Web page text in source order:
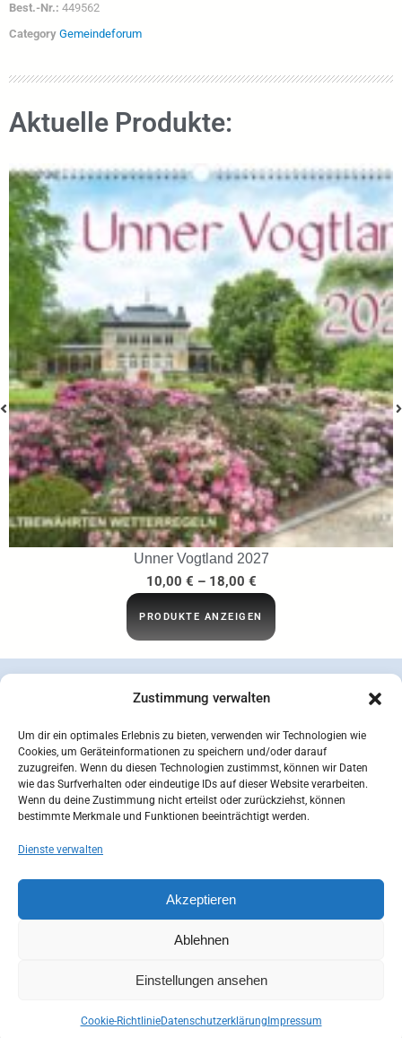
Zustimmung verwalten
Um dir ein optimales Erlebnis zu bieten, verwenden wir Technologien wie
Cookies, um Geräteinformationen zu speichern und/oder darauf
zuzugreifen. Wenn du diesen Technologien zustimmst, können wir Daten
wie das Surfverhalten oder eindeutige IDs auf dieser Website verarbeiten.
Wenn du deine Zustimmung nicht erteilst oder zurückziehst, können
bestimmte Merkmale und Funktionen beeinträchtigt werden.
Dienste verwalten
Akzeptieren
Ablehnen
Einstellungen ansehen
Cookie-RichtlinieDatenschutzerklärung Impressum
Best.-Nr.: 449562
Category Gemeindeforum
Aktuelle Produkte:
Unner Vogtland 2027
10,00 € – 18,00 €
PRODUKTE ANZEIGEN
Datenschutzerklärung Zahlungsarten Versandarten
AGB Impressum